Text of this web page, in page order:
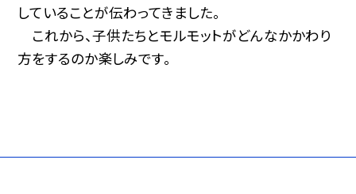
していることが伝わってきました。
これから、子供たちとモルモットがどんなかかわり
方をするのか楽しみです。